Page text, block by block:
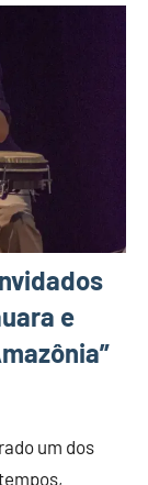
e
um dos